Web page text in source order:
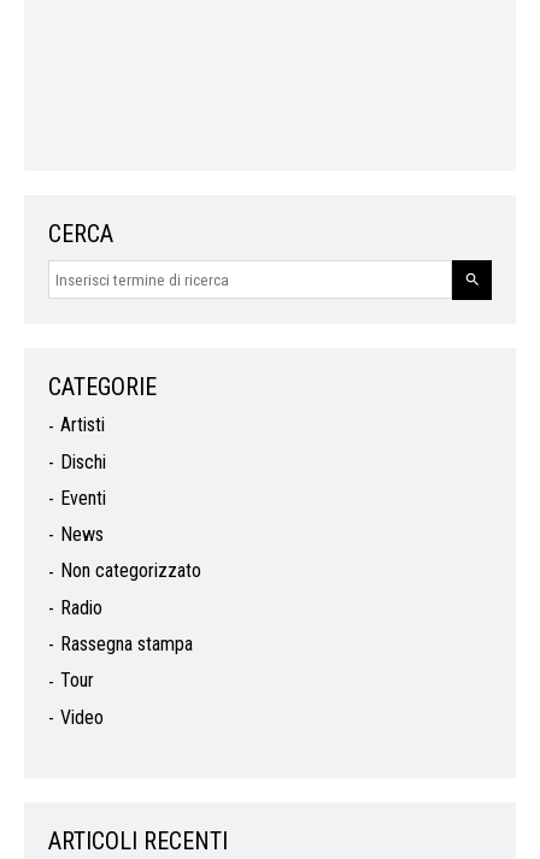
CERCA
CATEGORIE
Artisti
Dischi
Eventi
News
Non categorizzato
Radio
Rassegna stampa
Tour
Video
ARTICOLI RECENTI